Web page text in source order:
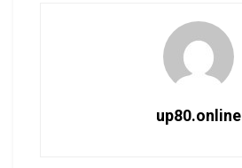
up80.online